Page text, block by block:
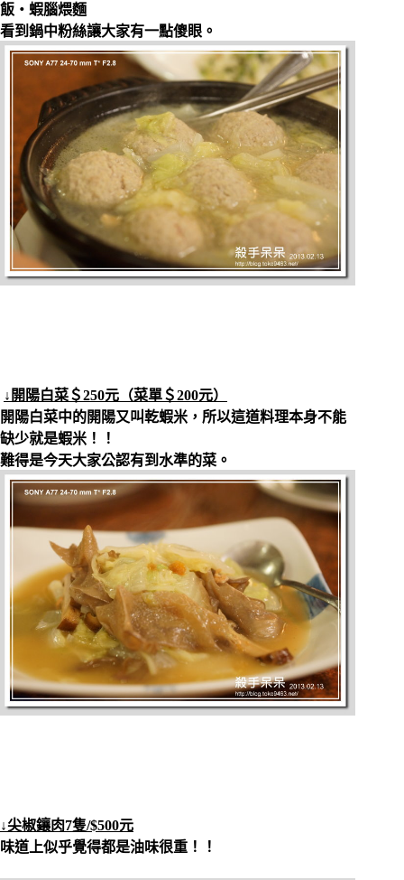
飯‧蝦腦煨麵
看到鍋中粉絲讓大家有一點傻眼。
↓開陽白菜＄250元（菜單＄200元）
開陽白菜中的開陽又叫乾蝦米，所以這道料理本身不能
缺少就是蝦米！！
難得是今天大家公認有到水準的菜。
↓尖椒鑲肉7隻/$500元
味道上似乎覺得都是油味很重！！